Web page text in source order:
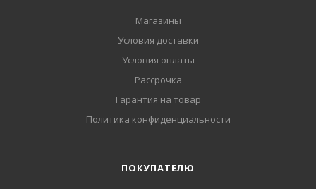
Магазины
Условия доставки
Условия оплаты
Рассрочка
Гарантия на товар
Политика конфиденциальности
ПОКУПАТЕЛЮ